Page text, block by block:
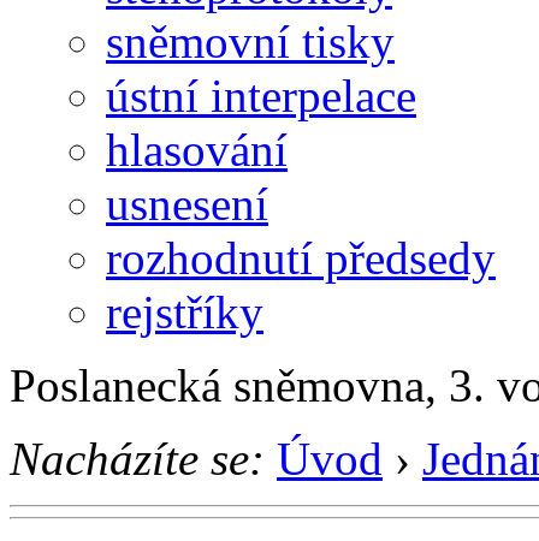
sněmovní tisky
ústní interpelace
hlasování
usnesení
rozhodnutí předsedy
rejstříky
Poslanecká sněmovna, 3.
Nacházíte se: Úvod ›